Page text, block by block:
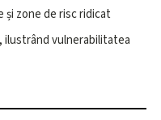
zone de risc ridicat
ilustrând vulnerabilitatea